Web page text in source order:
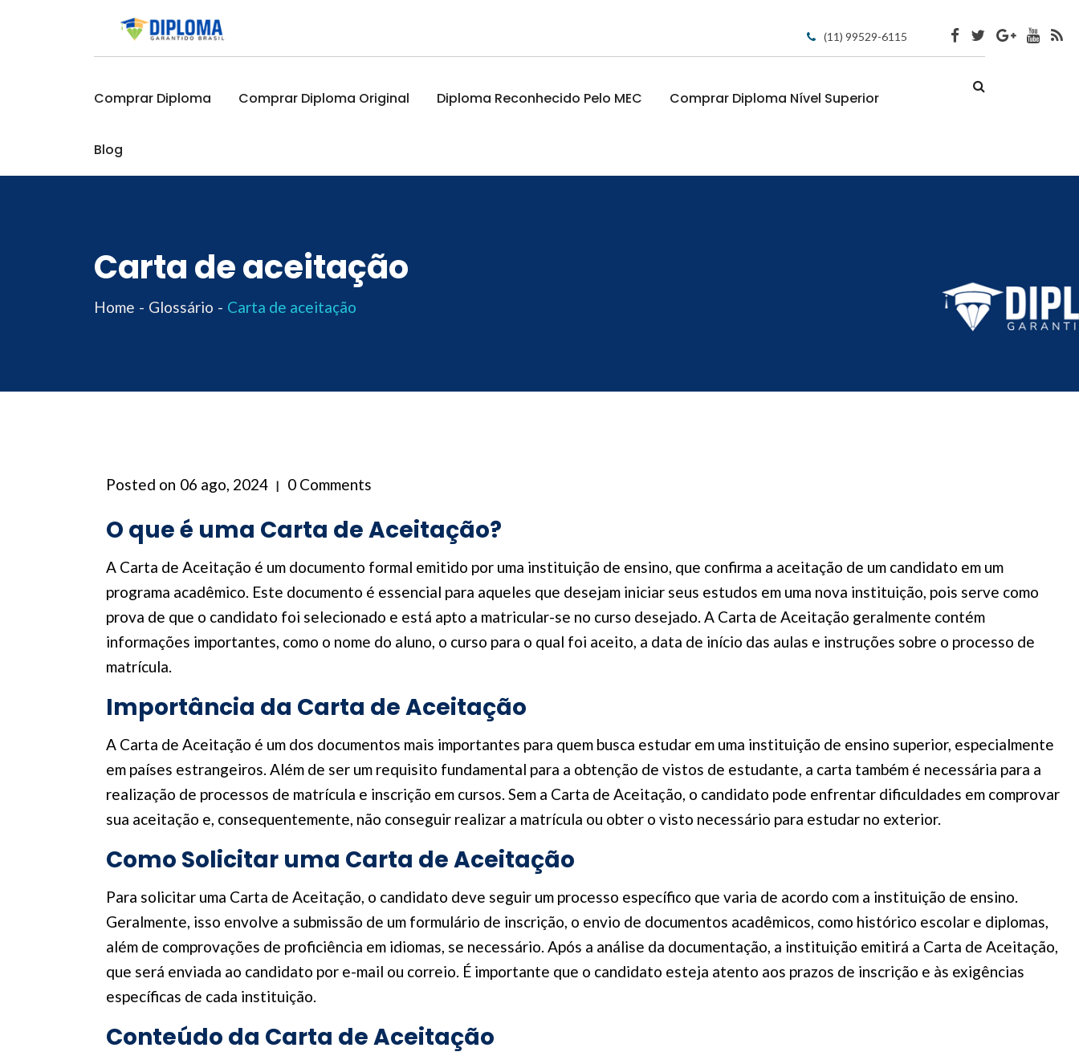
(11) 99529-6115
Comprar Diploma Comprar Diploma Original Diploma Reconhecido Pelo MEC Comprar Diploma Nível Superior
Blog
Carta de aceitação
Home Glossário Carta de aceitação
Posted on 06 ago, 2024 0 Comments
O que é uma Carta de Aceitação?
A Carta de Aceitação é um documento formal emitido por uma instituição de ensino, que confirma a aceitação de um candidato em um
programa acadêmico. Este documento é essencial para aqueles que desejam iniciar seus estudos em uma nova instituição, pois serve como
prova de que o candidato foi selecionado e está apto a matricular-se no curso desejado. A Carta de Aceitação geralmente contém
informações importantes, como o nome do aluno, o curso para o qual foi aceito, a data de início das aulas e instruções sobre o processo de
matrícula.
Importância da Carta de Aceitação
A Carta de Aceitação é um dos documentos mais importantes para quem busca estudar em uma instituição de ensino superior, especialmente
em países estrangeiros. Além de ser um requisito fundamental para a obtenção de vistos de estudante, a carta também é necessária para a
realização de processos de matrícula e inscrição em cursos. Sem a Carta de Aceitação, o candidato pode enfrentar dificuldades em comprovar
sua aceitação e, consequentemente, não conseguir realizar a matrícula ou obter o visto necessário para estudar no exterior.
Como Solicitar uma Carta de Aceitação
Para solicitar uma Carta de Aceitação, o candidato deve seguir um processo específico que varia de acordo com a instituição de ensino.
Geralmente, isso envolve a submissão de um formulário de inscrição, o envio de documentos acadêmicos, como histórico escolar e diplomas,
além de comprovações de proficiência em idiomas, se necessário. Após a análise da documentação, a instituição emitirá a Carta de Aceitação,
que será enviada ao candidato por e-mail ou correio. É importante que o candidato esteja atento aos prazos de inscrição e às exigências
específicas de cada instituição.
Conteúdo da Carta de Aceitação